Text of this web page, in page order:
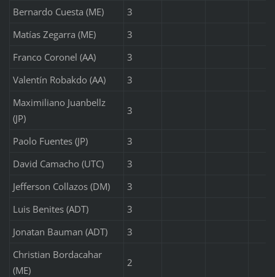
Bernardo Cuesta (ME)
3
Matías Zegarra (ME)
3
Franco Coronel (AA)
3
Valentín Robakdo (AA)
3
Maximiliano Juanbellz
(JP)
3
Paolo Fuentes (JP)
3
David Camacho (UTC)
3
Jefferson Collazos (DM)
3
Luis Benites (ADT)
3
Jonatan Bauman (ADT)
3
Christian Bordacahar
(ME)
2